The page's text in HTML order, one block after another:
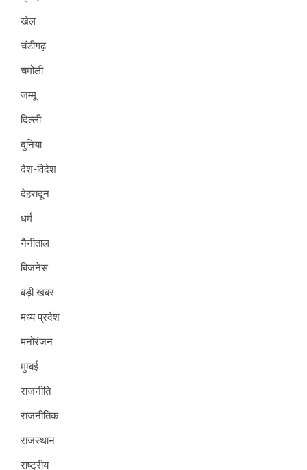
खेल
चंडीगढ़
चमोली
जम्मू
दिल्ली
दुनिया
देश-विदेश
देहरादून
धर्म
नैनीताल
बिजनेस
बड़ी खबर
मध्य प्रदेश
मनोरंजन
मुम्बई
राजनीति
राजनीतिक
राजस्थान
राष्ट्रीय